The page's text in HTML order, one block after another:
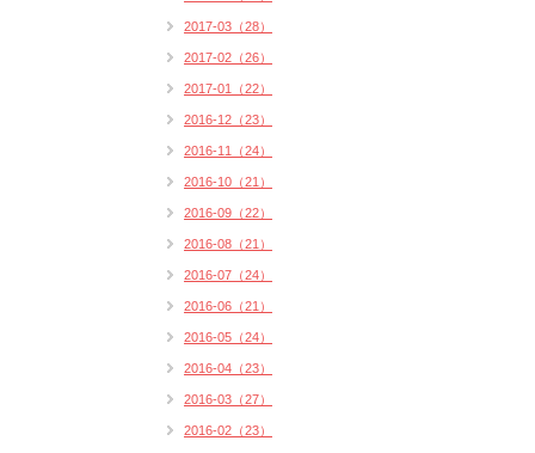
2017-03（28）
2017-02（26）
2017-01（22）
2016-12（23）
2016-11（24）
2016-10（21）
2016-09（22）
2016-08（21）
2016-07（24）
2016-06（21）
2016-05（24）
2016-04（23）
2016-03（27）
2016-02（23）